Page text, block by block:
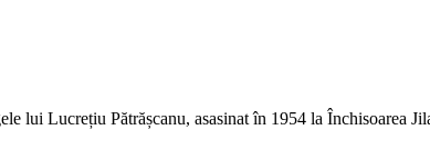
lui Lucrețiu Pătrășcanu, asasinat în 1954 la Închisoarea